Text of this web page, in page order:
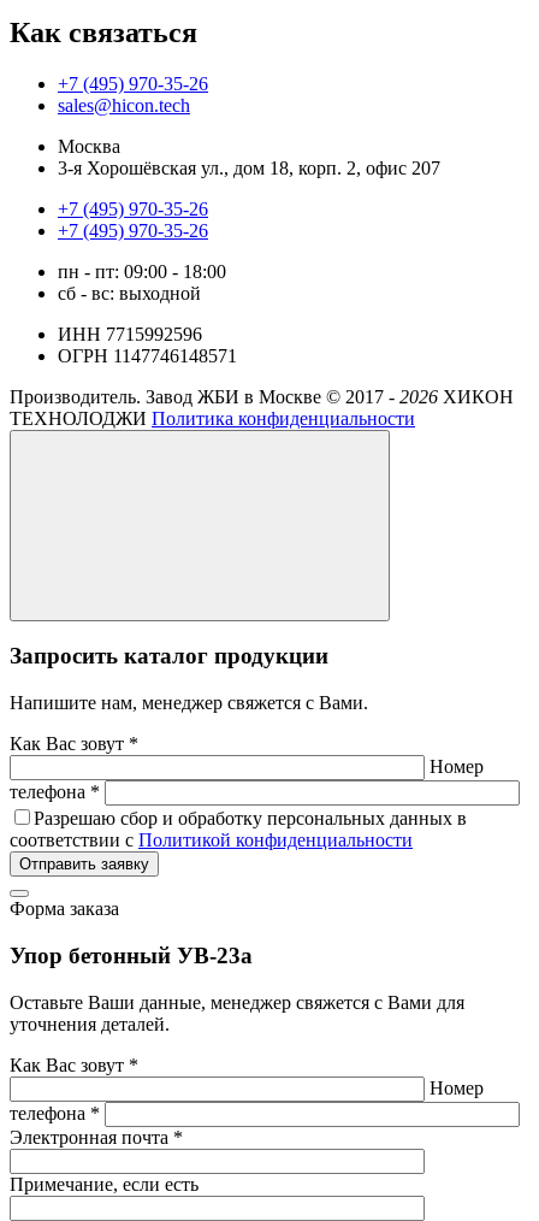
Как связаться
+7 (495) 970-35-26
sales@hicon.tech
Москва
3-я Хорошёвская ул., дом 18, корп. 2, офис 207
+7 (495) 970-35-26
+7 (495) 970-35-26
пн - пт: 09:00 - 18:00
сб - вс: выходной
ИНН 7715992596
ОГРН 1147746148571
Производитель. Завод ЖБИ в Москве © 2017 - 2026 ХИКОН
ТЕХНОЛОДЖИ Политика конфиденциальности
Запросить каталог продукции
Напишите нам, менеджер свяжется с Вами.
Как Вас зовут *
Номер
телефона *
Разрешаю сбор и обработку персональных данных в
соответствии с Политикой конфиденциальности
Отправить заявку
Форма заказа
Упор бетонный УВ-23а
Оставьте Ваши данные, менеджер свяжется с Вами для
уточнения деталей.
Как Вас зовут *
Номер
телефона *
Электронная почта *
Примечание, если есть